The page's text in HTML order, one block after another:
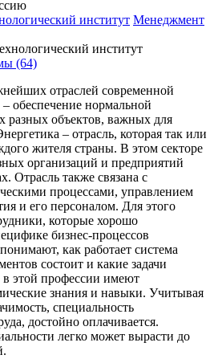
институт Менеджмент
(64)
отраслей современной
обеспечение нормальной
разных объектов, важных для
– отрасль, которая так или
жителя страны. В этом секторе
организаций и предприятий
Отрасль также связана с
процессами, управлением
и его персоналом. Для этого
которые хорошо
бизнес-процессов
как работает система
состоит и какие задачи
в этой профессии имеют
знания и навыки. Учитывая
специальность
достойно оплачивается.
легко может вырасти до